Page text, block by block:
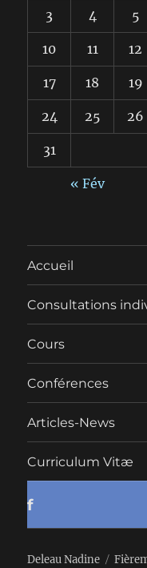
3 4 5
10 11 12
17 18 19
24 25 26
31
« Fév
Accueil
Consultations
Cours
Conférences
Articles-News
Curriculum Vitæ
f
Deleau Nadine